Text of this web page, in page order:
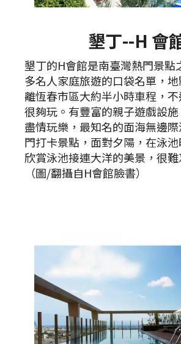
墾丁--H 會
墾丁的H會館是南臺灣熱門景點
多名人家庭旅遊的口袋名單，地
離恆春市區大約半小時車程，
很夠玩。有豐富的親子遊戲設
盡情玩樂，最知名的面海無邊
門打卡景點，面對夕陽，在泳池
欣賞泳池接連大洋的美景，很難
（圖/翻攝自H會館臉書）